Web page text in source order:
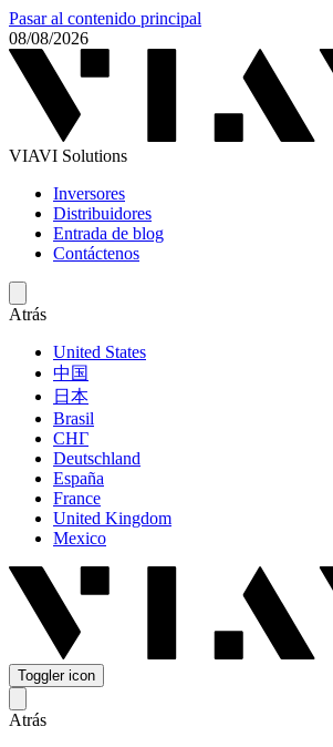
Pasar al contenido principal
08/08/2026
VIAVI Solutions
Inversores
Distribuidores
Entrada de blog
Contáctenos
Atrás
United States
中国
日本
Brasil
СНГ
Deutschland
España
France
United Kingdom
Mexico
Toggler icon
Atrás